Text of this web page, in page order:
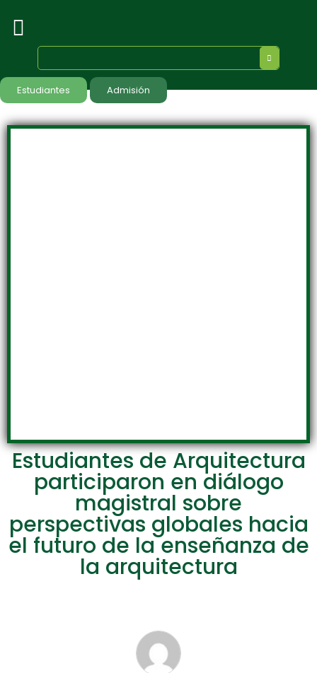
Estudiantes Admisión
Estudiantes de Arquitectura
participaron en diálogo
magistral sobre
perspectivas globales hacia
el futuro de la enseñanza de
la arquitectura